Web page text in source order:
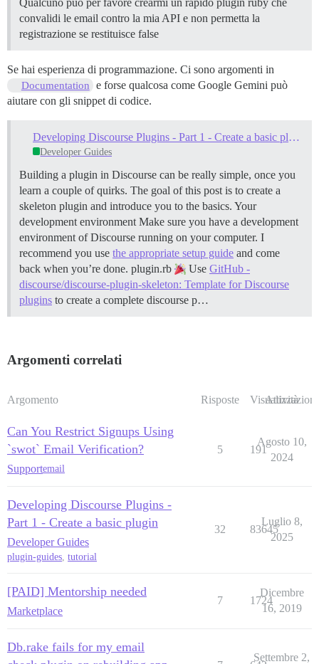
convalidi le email contro la mia API e non permetta la
registrazione se restituisce false
Se hai esperienza di programmazione. Ci sono argomenti in
Documentation
e forse qualcosa come Google Gemini può
aiutare con gli snippet di codice.
Developing Discourse Plugins - Part 1 - Create a basic plugin
Developer Guides
Building a plugin in Discourse can be really simple, once you
learn a couple of quirks. The goal of this post is to create a
skeleton plugin and introduce you to the basics. Your
development environment Make sure you have a development
environment of Discourse running on your computer. I
recommend you use the appropriate setup guide and come
back when you’re done. plugin.rb Use GitHub -
discourse/discourse-plugin-skeleton: Template for Discourse
plugins to create a complete discourse p…
Argomenti correlati
Argomento Risposte Visualizzazioni
Attività
Can You Restrict Signups Using
`swot` Email Verification?
Supportemail
5 191
Agosto 10,
2024
Developing Discourse Plugins -
Part 1 - Create a basic plugin
Developer Guides
plugin-guides tutorial
32 83645
Luglio 8,
2025
[PAID] Mentorship needed
Marketplace
7 1724
Dicembre
16, 2019
Db.rake fails for my email
Settembre 2,